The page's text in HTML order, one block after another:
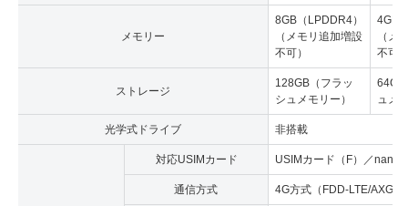
メモリー
8GB（LPDDR4）
（メモリ追加増設
不可）
4GB
（メ
不可
ストレージ
128GB（フラッ
シュメモリー）
64GB
ュメ
光学式ドライブ 非搭載
対応USIMカード USIMカード（F）／nano
通信方式 4G方式（FDD-LTE/AXGP